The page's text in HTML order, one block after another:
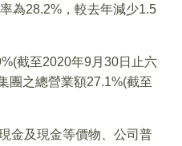
為28.2%，較去年減少1.5
截至2020年9月30日止六
團之總營業額27.1%(截至
金及現金等價物、公司普